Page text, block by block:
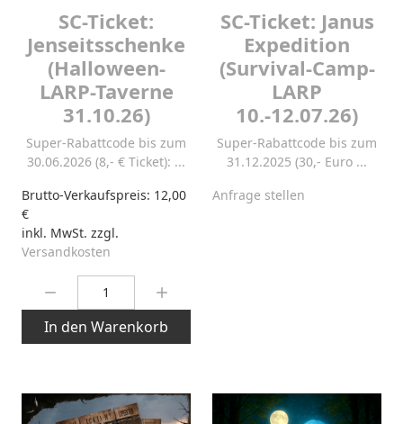
SC-Ticket:
Jenseitsschenke
(Halloween-
LARP-Taverne
31.10.26)
Super-Rabattcode bis zum
30.06.2026 (8,- € Ticket): ...
Brutto-Verkaufspreis: 12,00
€
inkl. MwSt. zzgl.
Versandkosten
In den Warenkorb
SC-Ticket: Janus
Expedition
(Survival-Camp-
LARP
10.-12.07.26)
Super-Rabattcode bis zum
31.12.2025 (30,- Euro ...
Anfrage stellen